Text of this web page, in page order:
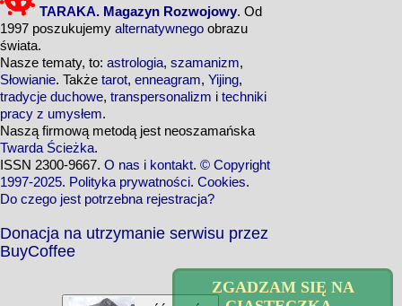
ZGADZAM SIĘ NA
TARAKA. Magazyn Rozwojowy. Od
1997 poszukujemy alternatywnego obrazu
świata.
Nasze tematy, to: astrologia, szamanizm,
Słowianie. Także tarot, enneagram, Yijing,
tradycje duchowe, transpersonalizm i techniki
pracy z umysłem.
Naszą firmową metodą jest neoszamańska
Twarda Ścieżka.
ISSN 2300-9667. O nas i kontakt. © Copyright
1997-2025. Polityka prywatności. Cookies.
Do czego jest potrzebna rejestracja?
Donacja na utrzymanie serwisu przez
BuyCoffee